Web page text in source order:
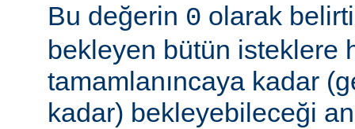
Bu değerin 0 olarak
bekleyen bütün isteklere
tamamlanıncaya kadar
kadar) bekleyebileceği